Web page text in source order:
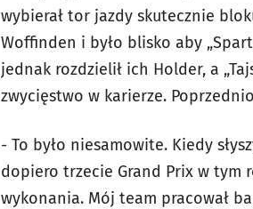
wybierał tor jazdy skutecznie
Woffinden i było blisko aby
jednak rozdzielił ich Holder, a
zwycięstwo w karierze.
- To było niesamowite. Kiedy
dopiero trzecie Grand Prix w tym
wykonania. Mój team pracował